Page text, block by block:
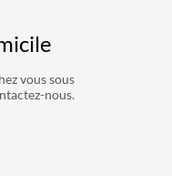
vous sous
nous.